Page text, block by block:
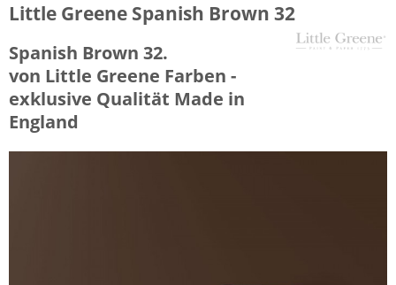
Little Greene Spanish Brown 32
Spanish Brown 32.
von Little Greene Farben -
exklusive Qualität Made in
England